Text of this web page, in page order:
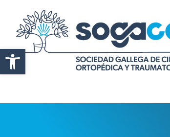
Abrir barra de herramientas